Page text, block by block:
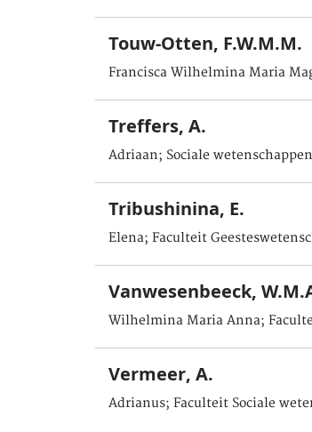
Touw-Otten, F.W.M.M.
Francisca Wilhelmina Maria
Treffers, A.
Adriaan; Sociale
Tribushinina, E.
Elena; Faculteit
Vanwesenbeeck,
Wilhelmina Maria Anna;
Vermeer, A.
Adrianus; Faculteit Sociale